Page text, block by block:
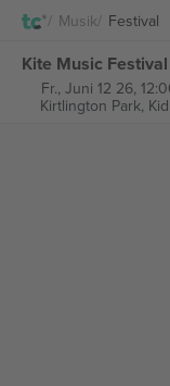
Musik Festival
Kite Music
Fr., Juni 12 26,
Kirtlington Park,